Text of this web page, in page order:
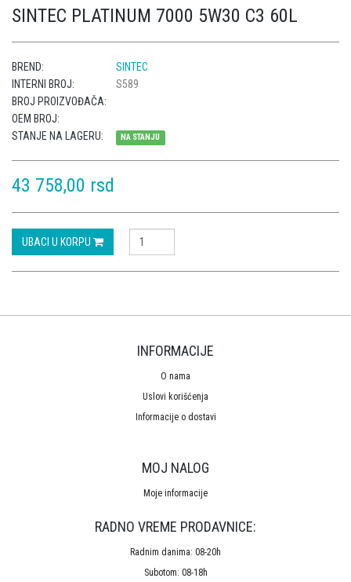
SINTEC PLATINUM 7000 5W30 C3 60L
BREND:
SINTEC
INTERNI BROJ:
S589
BROJ PROIZVOĐAČA:
OEM BROJ:
STANJE NA LAGERU:
NA STANJU
43 758,00 rsd
UBACI U KORPU
INFORMACIJE
O nama
Uslovi korišćenja
Informacije o dostavi
MOJ NALOG
Moje informacije
RADNO VREME PRODAVNICE:
Radnim danima: 08-20h
Subotom: 08-18h